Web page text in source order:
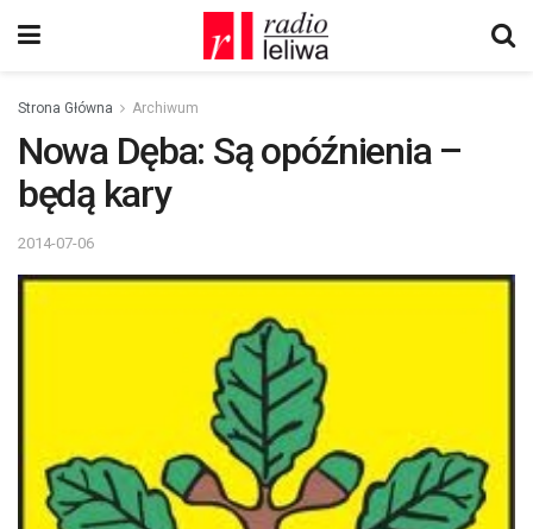
Strona Główna Archiwum
Nowa Dęba: Są opóźnienia –
będą kary
2014-07-06